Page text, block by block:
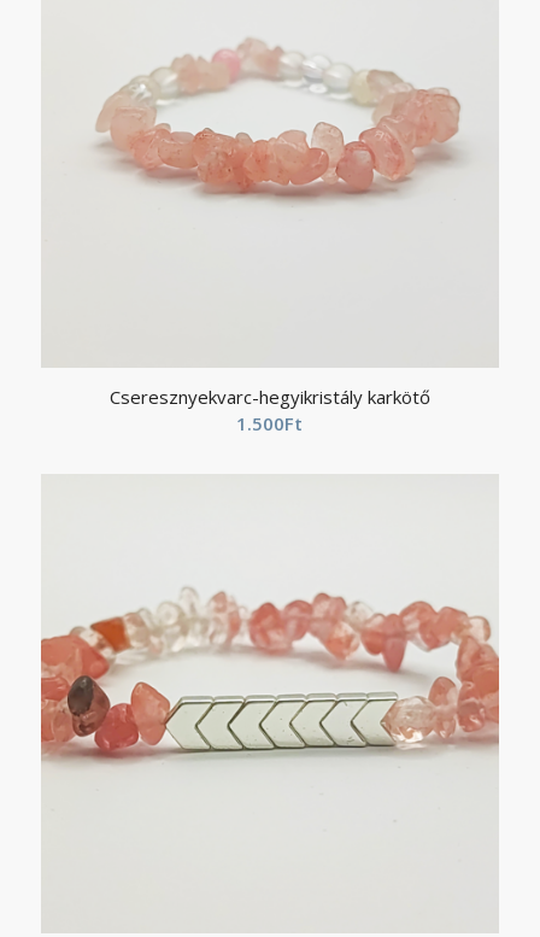
Cseresznyekvarc-hegyikristály karkötő
1.500Ft